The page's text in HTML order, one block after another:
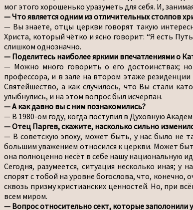
мог этого хорошенько уразуметь для себя. И,
— Что является одним из отличительных столпов
— Вы знаете, отцы церкви говорят такую
Христа, который чётко и ясно говорит: “Я есть
слишком однозначно.
— Поделитесь наиболее яркими впечатлениями о
— Можно много говорить о его достоинствах; но
профессора, и в зале на втором этаже
Святейшество, а как случилось, что Вы стали
улыбнулись, и на этом вопрос был исчерпан.
— А как давно вы с ним познакомились?
— В 1980-ом году, когда поступил в Духовную
— Отец Паргев, скажите, насколько сильно
— В советскую эпоху, может быть, у нас было не
большим уважением относился к церкви. Может
она полноценно несёт в себе нашу национальную
Сегодня, разумеется, ситуация несколько иная;
спорят с тобой на уровне богослова, что, конечно,
сквозь призму христианских ценностей. Но, при
всем миром.
— Вопрос относительно сект, которые заполонили